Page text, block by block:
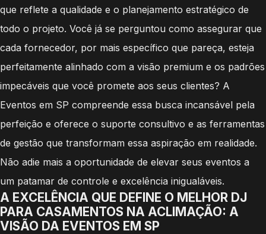
que reflete a qualidade e o planejamento estratégico de
todo o projeto. Você já se perguntou como assegurar que
cada fornecedor, por mais específico que pareça, esteja
perfeitamente alinhado com a visão premium e os padrões
impecáveis que você promete aos seus clientes? A
Eventos em SP compreende essa busca incansável pela
perfeição e oferece o suporte consultivo e as ferramentas
de gestão que transformam essa aspiração em realidade.
Não adie mais a oportunidade de elevar seus eventos a
um patamar de controle e excelência inigualáveis.
A EXCELÊNCIA QUE DEFINE O MELHOR DJ
PARA CASAMENTOS NA ACLIMAÇÃO: A
VISÃO DA EVENTOS EM SP